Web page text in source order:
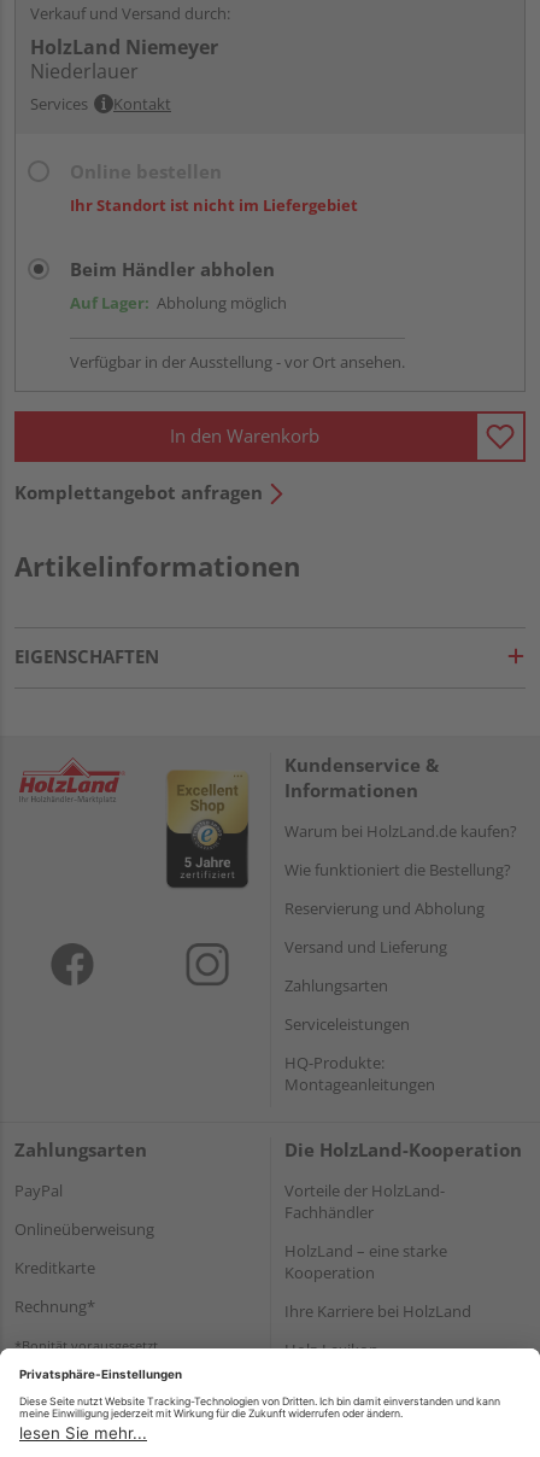
Verkauf und Versand durch:
HolzLand Niemeyer
Niederlauer
Services Kontakt
Ihr Standort ist nicht im Liefergebiet
Beim Händler abholen
Auf Lager: Abholung möglich
Verfügbar in der Ausstellung - vor Ort ansehen.
In den Warenkorb
Komplettangebot anfragen
Artikelinformationen
EIGENSCHAFTEN
Kundenservice &
Informationen
Warum bei HolzLand.de kaufen?
Wie funktioniert die Bestellung?
Reservierung und Abholung
Versand und Lieferung
Zahlungsarten
Serviceleistungen
HQ-Produkte:
Montageanleitungen
Zahlungsarten
PayPal
Onlineüberweisung
Kreditkarte
Rechnung*
*Bonität vorausgesetzt
Die HolzLand-Kooperation
Vorteile der HolzLand-
Fachhändler
HolzLand – eine starke
Kooperation
Ihre Karriere bei HolzLand
Holz-Lexikon